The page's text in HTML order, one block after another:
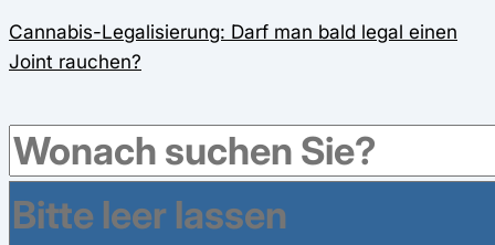
Cannabis-Legalisierung: Darf man bald legal einen
Joint rauchen?